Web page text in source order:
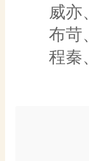
威亦、
布苛、
程秦、